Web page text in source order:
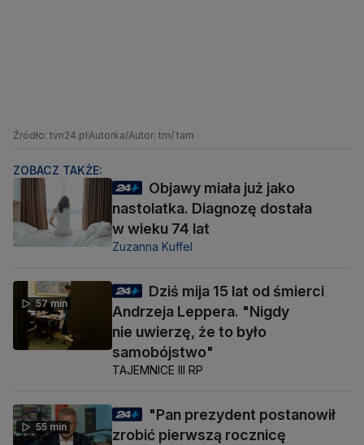
Źródło: tvn24.plAutorka/Autor: tm/ tam
ZOBACZ TAKŻE:
Objawy miała już jako
nastolatka. Diagnozę dostała
w wieku 74 lat
Zuzanna Kuffel
57 min
Dziś mija 15 lat od śmierci
Andrzeja Leppera. "Nigdy
nie uwierzę, że to było
samobójstwo"
TAJEMNICE III RP
55 min
"Pan prezydent postanowił
zrobić pierwszą rocznicę